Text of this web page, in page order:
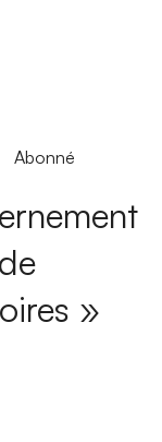
Abonné
»